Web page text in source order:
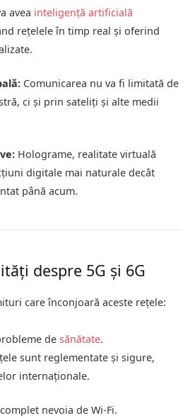
avea inteligență artificială
rețelele în timp real și oferind
Comunicarea nu va fi limitată de
ci și prin sateliți și alte medii
Holograme, realitate virtuală
digitale mai naturale decât
până acum.
despre 5G și 6G
care înconjoară aceste rețele:
de sănătate.
sunt reglementate și sigure,
internaționale.
nevoia de Wi-Fi.